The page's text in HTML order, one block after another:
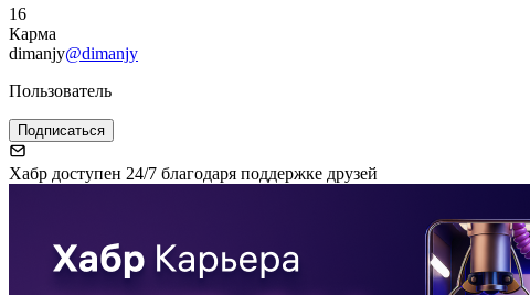
16
Карма
dimanjy@dimanjy
Пользователь
Подписаться
Хабр доступен 24/7 благодаря поддержке друзей